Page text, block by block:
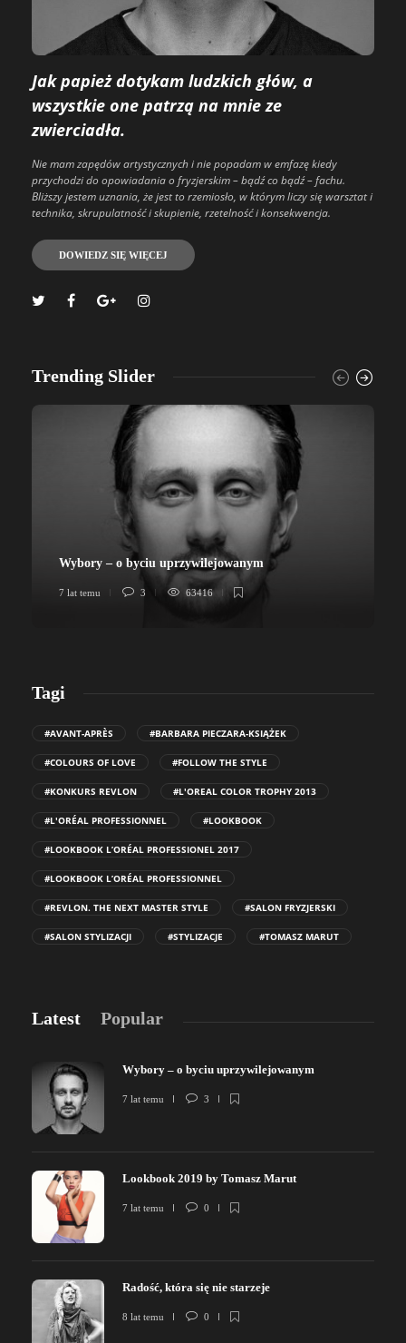
Jak papież dotykam ludzkich głów, a
wszystkie one patrzą na mnie ze
zwierciadła.
Nie mam zapędów artystycznych i nie popadam w emfazę kiedy
przychodzi do opowiadania o fryzjerskim – bądź co bądź – fachu.
Bliższy jestem uznania, że jest to rzemiosło, w którym liczy się warsztat i
technika, skrupulatność i skupienie, rzetelność i konsekwencja.
DOWIEDZ SIĘ WIĘCEJ
Trending Slider
Wybory – o byciu uprzywilejowanym
7 lat temu 3 63416
Tagi
#AVANT-APRÈS #BARBARA PIECZARA-KSIĄŻEK
#COLOURS OF LOVE #FOLLOW THE STYLE
#KONKURS REVLON #L'OREAL COLOR TROPHY 2013
#L'ORÉAL PROFESSIONNEL #LOOKBOOK
#LOOKBOOK L’ORÉAL PROFESSIONEL 2017
#LOOKBOOK L’ORÉAL PROFESSIONNEL
#REVLON. THE NEXT MASTER STYLE #SALON FRYZJERSKI
#SALON STYLIZACJI #STYLIZACJE #TOMASZ MARUT
Latest Popular
Wybory – o byciu uprzywilejowanym
7 lat temu 3
Lookbook 2019 by Tomasz Marut
7 lat temu 0
Radość, która się nie starzeje
8 lat temu 0